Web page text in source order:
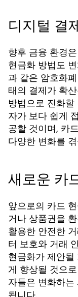
디지털 결
향후 금융 환경
현금화 방법도
과 같은 암호화
태의 결제가 확
방법으로 진화
자가 보다 쉽게
공할 것이며, 카
다양한 변화를
새로운 카
앞으로의 카드
거나 상품권을
활용한 안전한
터 보호와 거래
현금화가 제안
게 향상될 것으
자들은 변화하